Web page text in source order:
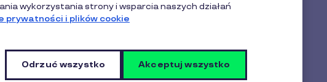
i
Motywacja kluczem do rynkowego sukcesu
wykorzystania strony i wsparcia naszych działań
prywatności i plików cookie
Odrzuć wszystko Akceptuj wszystko